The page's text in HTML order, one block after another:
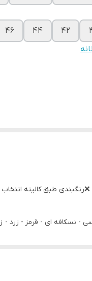
۴۲ ۴۴ ۴۶
- نسکافه ای - قرمز - زرد - ز